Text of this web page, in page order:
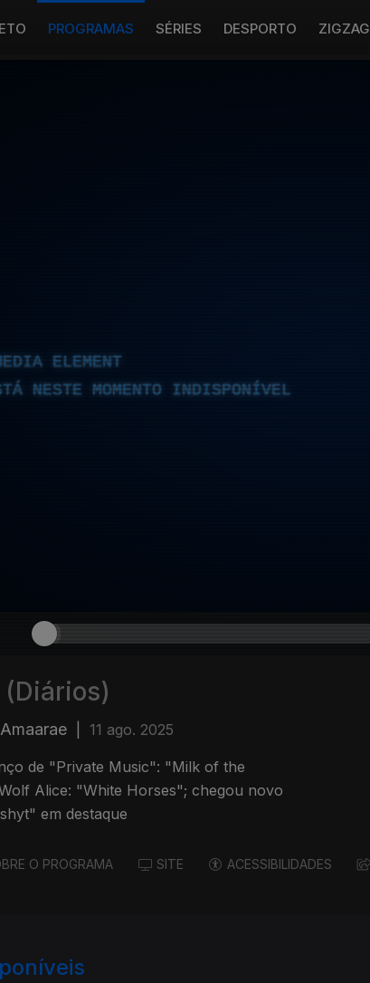
PROGRAMAS SÉRIES DESPORTO ZIGZAG
ELEMENT
NESTE MOMENTO INDISPONÍVEL
11 ago. 2025
de "Private Music": "Milk of the
Alice: "White Horses"; chegou novo
em destaque
O PROGRAMA SITE ACESSIBILIDADES